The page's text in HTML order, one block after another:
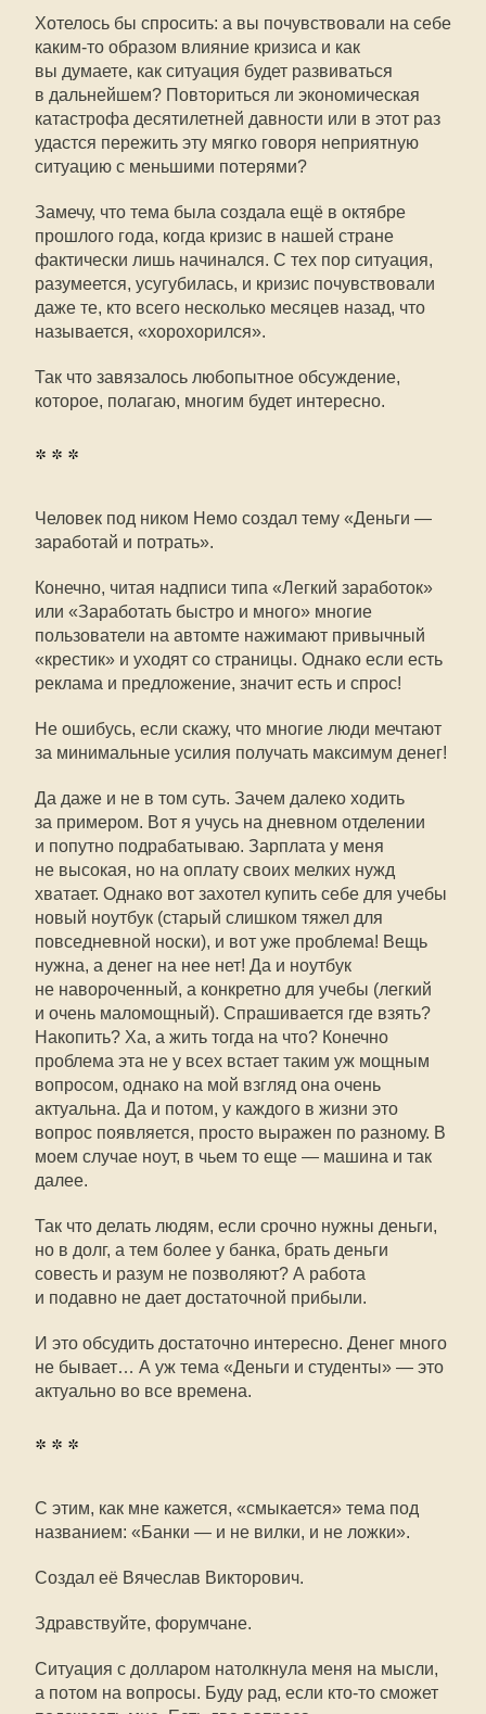
Хотелось бы спросить: а вы почувствовали на себе
каким-то образом влияние кризиса и как
вы думаете, как ситуация будет развиваться
в дальнейшем? Повториться ли экономическая
катастрофа десятилетней давности или в этот раз
удастся пережить эту мягко говоря неприятную
ситуацию с меньшими потерями?
Замечу, что тема была создала ещё в октябре
прошлого года, когда кризис в нашей стране
фактически лишь начинался. С тех пор ситуация,
разумеется, усугубилась, и кризис почувствовали
даже те, кто всего несколько месяцев назад, что
называется, «хорохорился».
Так что завязалось любопытное обсуждение,
которое, полагаю, многим будет интересно.
* * *
Человек под ником Немо создал тему «Деньги —
заработай и потрать».
Конечно, читая надписи типа «Легкий заработок»
или «Заработать быстро и много» многие
пользователи на автомте нажимают привычный
«крестик» и уходят со страницы. Однако если есть
реклама и предложение, значит есть и спрос!
Не ошибусь, если скажу, что многие люди мечтают
за минимальные усилия получать максимум денег!
Да даже и не в том суть. Зачем далеко ходить
за примером. Вот я учусь на дневном отделении
и попутно подрабатываю. Зарплата у меня
не высокая, но на оплату своих мелких нужд
хватает. Однако вот захотел купить себе для учебы
новый ноутбук (старый слишком тяжел для
повседневной носки), и вот уже проблема! Вещь
нужна, а денег на нее нет! Да и ноутбук
не навороченный, а конкретно для учебы (легкий
и очень маломощный). Спрашивается где взять?
Накопить? Ха, а жить тогда на что? Конечно
проблема эта не у всех встает таким уж мощным
вопросом, однако на мой взгляд она очень
актуальна. Да и потом, у каждого в жизни это
вопрос появляется, просто выражен по разному. В
моем случае ноут, в чьем то еще — машина и так
далее.
Так что делать людям, если срочно нужны деньги,
но в долг, а тем более у банка, брать деньги
совесть и разум не позволяют? А работа
и подавно не дает достаточной прибыли.
И это обсудить достаточно интересно. Денег много
не бывает… А уж тема «Деньги и студенты» — это
актуально во все времена.
* * *
С этим, как мне кажется, «смыкается» тема под
названием: «Банки — и не вилки, и не ложки».
Создал её Вячеслав Викторович.
Здравствуйте, форумчане.
Ситуация с долларом натолкнула меня на мысли,
а потом на вопросы. Буду рад, если кто-то сможет